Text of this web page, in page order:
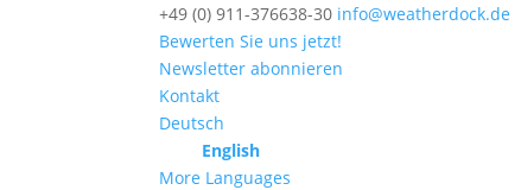
+49 (0) 911-376638-30 info@weatherdock.de
Bewerten Sie uns jetzt!
Newsletter abonnieren
Kontakt
Deutsch
English
More Languages